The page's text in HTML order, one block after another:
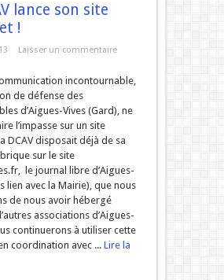
lance son site
!
Laisser un commentaire
incontournable,
de défense des
d’Aigues-Vives (Gard), ne
l’impasse sur un site
DCAV disposait déjà de sa
sur le site
le journal libre d’Aigues-
lien avec la Mairie), que nous
de nous avoir hébergé
associations d’Aigues-
continuerons à utiliser cette
coordination avec ... Lire la